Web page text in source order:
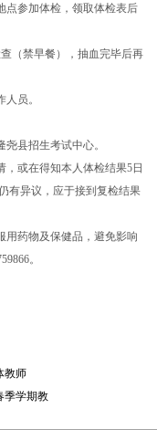
点参加体检，领取体检表后
（禁早餐），抽血完毕后再
员。
县招生考试中心。
，或在得知本人体检结果5日
有异议，应于接到复检结果
用药物及保健品，避免影响
。
教师
季学期教